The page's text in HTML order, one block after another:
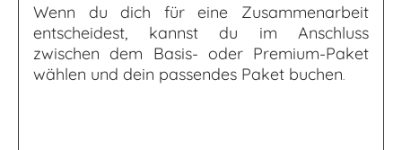
Wenn du dich für eine Zusammenarbeit
entscheidest, kannst du im Anschluss
zwischen dem Basis- oder Premium-Paket
wählen und dein passendes Paket buchen